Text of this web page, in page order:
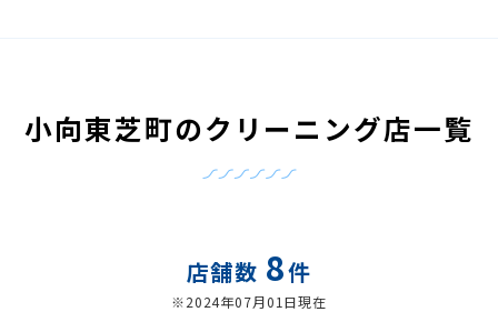
小向東芝町のクリーニング店一覧
店舗数 8件
※2024年07月01日現在